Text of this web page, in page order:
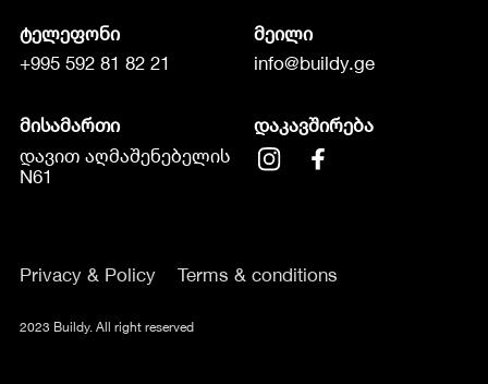
ტელეფონი
+995 592 81 82 21
მეილი
info@buildy.ge
მისამართი
დავით აღმაშენებელის
N61
დაკავშირება
Privacy & Policy Terms & conditions
2023 Buildy. All right reserved